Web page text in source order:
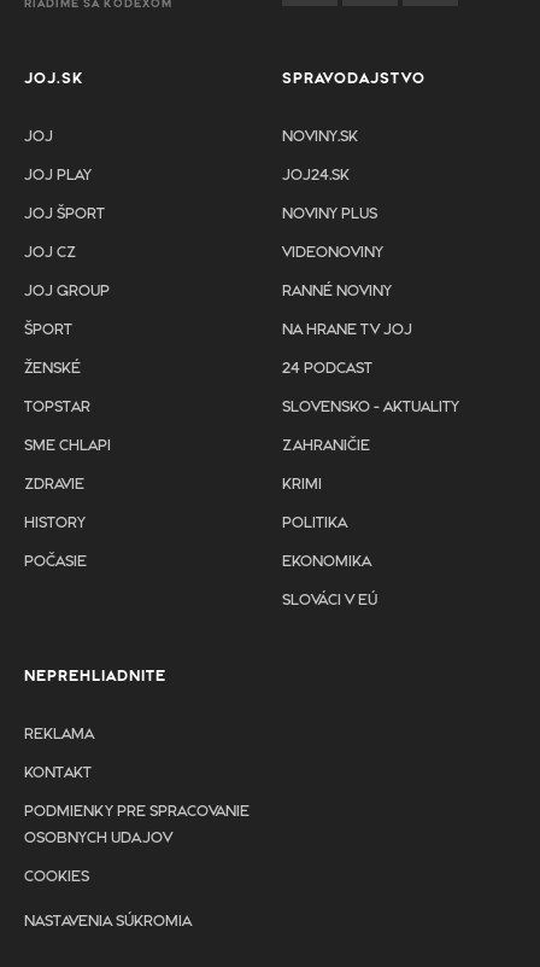
RIADIME SA KÓDEXOM
JOJ.SK
JOJ
JOJ PLAY
JOJ ŠPORT
JOJ CZ
JOJ GROUP
ŠPORT
ŽENSKÉ
TOPSTAR
SME CHLAPI
ZDRAVIE
HISTORY
POČASIE
SPRAVODAJSTVO
NOVINY.SK
JOJ24.SK
NOVINY PLUS
VIDEONOVINY
RANNÉ NOVINY
NA HRANE TV JOJ
24 PODCAST
SLOVENSKO - AKTUALITY
ZAHRANIČIE
KRIMI
POLITIKA
EKONOMIKA
SLOVÁCI V EÚ
NEPREHLIADNITE
REKLAMA
KONTAKT
PODMIENKY PRE SPRACOVANIE
OSOBNYCH UDAJOV
COOKIES
NASTAVENIA SÚKROMIA